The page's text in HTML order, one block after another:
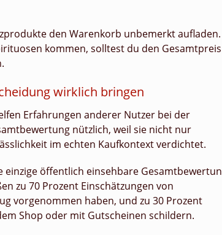
den Warenkorb unbemerkt aufladen.
kommen, solltest du den Gesamtpreis
wirklich bringen
Erfahrungen anderer Nutzer bei der
nützlich, weil sie nicht nur
im echten Kaufkontext verdichtet.
einzige öffentlich einsehbare
zu 70 Prozent Einschätzungen von
vorgenommen haben, und zu 30 Prozent
Shop oder mit Gutscheinen schildern.